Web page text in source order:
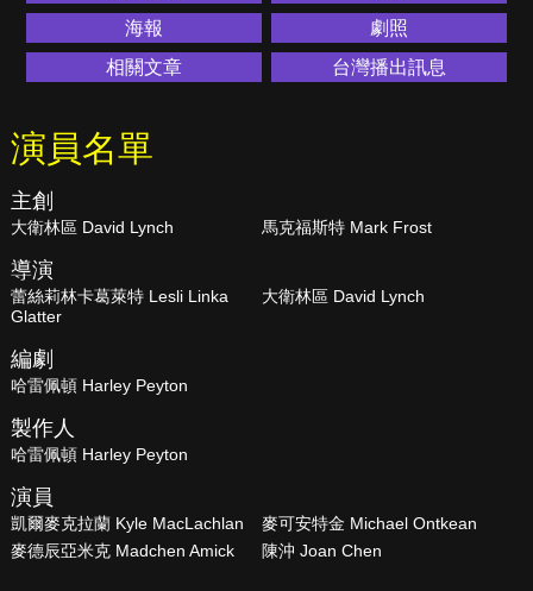
海報
劇照
相關文章
台灣播出訊息
演員名單
主創
大衛林區 David Lynch 馬克福斯特 Mark Frost
導演
蕾絲莉林卡葛萊特 Lesli Linka
Glatter
大衛林區 David Lynch
編劇
哈雷佩頓 Harley Peyton
製作人
哈雷佩頓 Harley Peyton
演員
凱爾麥克拉蘭 Kyle MacLachlan
麥可安特金 Michael Ontkean
麥德辰亞米克 Madchen Amick
陳沖 Joan Chen